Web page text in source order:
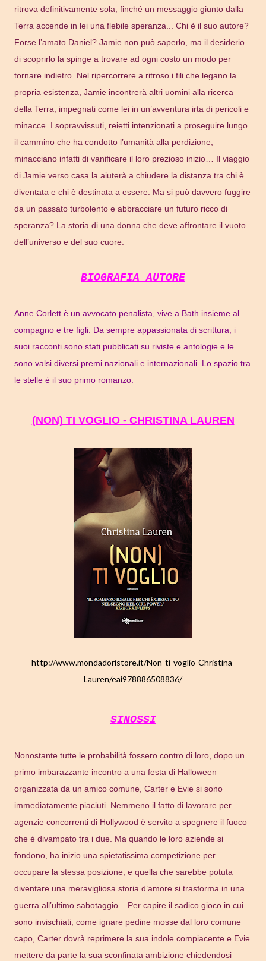
ritrova definitivamente sola, finché un messaggio giunto dalla
Terra accende in lei una flebile speranza... Chi è il suo autore?
Forse l’amato Daniel? Jamie non può saperlo, ma il desiderio
di scoprirlo la spinge a trovare ad ogni costo un modo per
tornare indietro. Nel ripercorrere a ritroso i fili che legano la
propria esistenza, Jamie incontrerà altri uomini alla ricerca
della Terra, impegnati come lei in un’avventura irta di pericoli e
minacce. I sopravvissuti, reietti intenzionati a proseguire lungo
il cammino che ha condotto l’umanità alla perdizione,
minacciano infatti di vanificare il loro prezioso inizio… Il viaggio
di Jamie verso casa la aiuterà a chiudere la distanza tra chi è
diventata e chi è destinata a essere. Ma si può davvero fuggire
da un passato turbolento e abbracciare un futuro ricco di
speranza? La storia di una donna che deve affrontare il vuoto
dell’universo e del suo cuore.
BIOGRAFIA AUTORE
Anne Corlett è un avvocato penalista, vive a Bath insieme al
compagno e tre figli. Da sempre appassionata di scrittura, i
suoi racconti sono stati pubblicati su riviste e antologie e le
sono valsi diversi premi nazionali e internazionali. Lo spazio tra
le stelle è il suo primo romanzo.
(NON) TI VOGLIO - CHRISTINA LAUREN
http://www.mondadoristore.it/Non-ti-voglio-Christina-
Lauren/eai978886508836/
SINOSSI
Nonostante tutte le probabilità fossero contro di loro, dopo un
primo imbarazzante incontro a una festa di Halloween
organizzata da un amico comune, Carter e Evie si sono
immediatamente piaciuti. Nemmeno il fatto di lavorare per
agenzie concorrenti di Hollywood è servito a spegnere il fuoco
che è divampato tra i due. Ma quando le loro aziende si
fondono, ha inizio una spietatissima competizione per
occupare la stessa posizione, e quella che sarebbe potuta
diventare una meravigliosa storia d’amore si trasforma in una
guerra all’ultimo sabotaggio... Per capire il sadico gioco in cui
sono invischiati, come ignare pedine mosse dal loro comune
capo, Carter dovrà reprimere la sua indole compiacente e Evie
mettere da parte la sua sconfinata ambizione chiedendosi